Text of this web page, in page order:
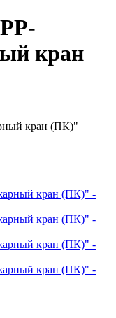
кран
кран (ПК)"